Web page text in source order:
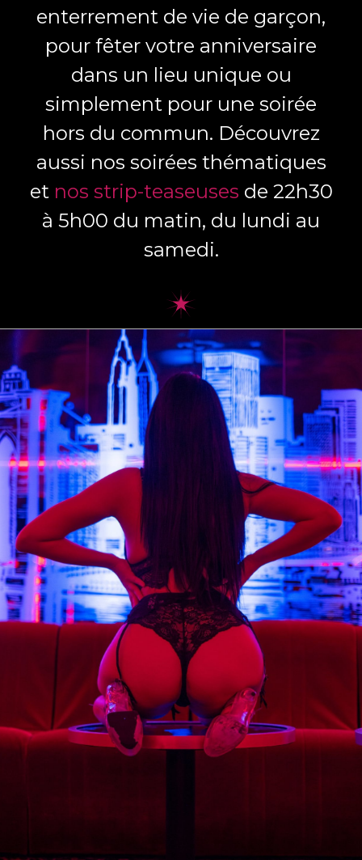
enterrement de vie de garçon,
pour fêter votre anniversaire
dans un lieu unique ou
simplement pour une soirée
hors du commun. Découvrez
aussi nos soirées thématiques
et nos strip-teaseuses de 22h30
à 5h00 du matin, du lundi au
samedi.